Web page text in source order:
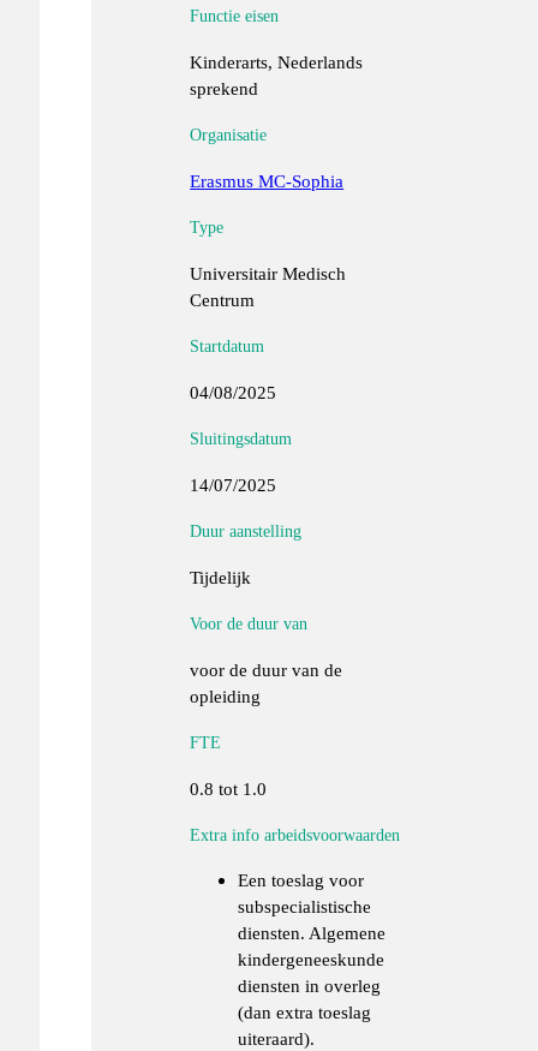
Functie eisen
Kinderarts, Nederlands
sprekend
Organisatie
Erasmus MC-Sophia
Type
Universitair Medisch
Centrum
Startdatum
04/08/2025
Sluitingsdatum
14/07/2025
Duur aanstelling
Tijdelijk
Voor de duur van
voor de duur van de
opleiding
FTE
0.8 tot 1.0
Extra info arbeidsvoorwaarden
Een toeslag voor
subspecialistische
diensten. Algemene
kindergeneeskunde
diensten in overleg
(dan extra toeslag
uiteraard).